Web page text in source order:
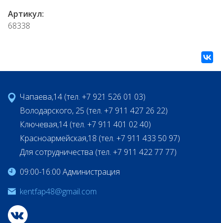
Артикул:
68338
Чапаева,14 (тел. +7 921 526 01 03)
Володарского, 25 (тел. +7 911 427 26 22)
Ключевая,14 (тел. +7 911 401 02 40)
Красноармейская,18 (тел. +7 911 433 50 97)
Для сотрудничества (тел. +7 911 422 77 77)
09:00-16:00 Администрация
kentfap48@gmail.com